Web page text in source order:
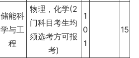
储能科
学与工
程
物理，化学(2
门科目考生均
须选考方可报
考)
1
0
1
15